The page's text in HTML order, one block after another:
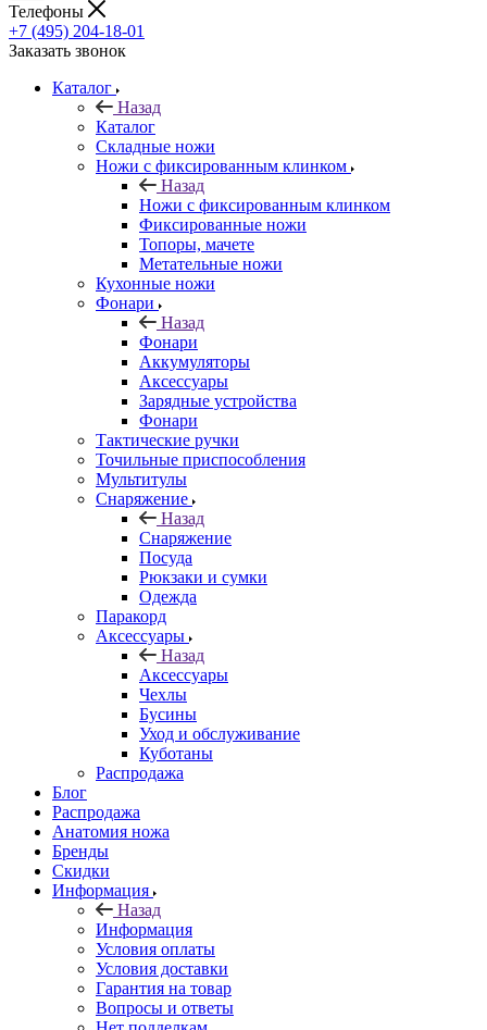
Телефоны
+7 (495) 204-18-01
Заказать звонок
Каталог
Назад
Каталог
Складные ножи
Ножи с фиксированным клинком
Назад
Ножи с фиксированным клинком
Фиксированные ножи
Топоры, мачете
Метательные ножи
Кухонные ножи
Фонари
Назад
Фонари
Аккумуляторы
Аксессуары
Зарядные устройства
Фонари
Тактические ручки
Точильные приспособления
Мультитулы
Снаряжение
Назад
Снаряжение
Посуда
Рюкзаки и сумки
Одежда
Паракорд
Аксессуары
Назад
Аксессуары
Чехлы
Бусины
Уход и обслуживание
Куботаны
Распродажа
Блог
Распродажа
Анатомия ножа
Бренды
Скидки
Информация
Назад
Информация
Условия оплаты
Условия доставки
Гарантия на товар
Вопросы и ответы